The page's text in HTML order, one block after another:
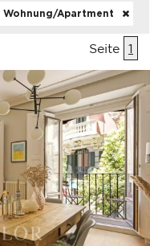
Wohnung/Apartment
Seite 1